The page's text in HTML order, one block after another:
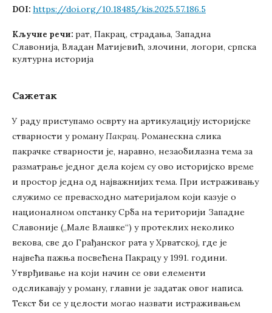
DOI: https://doi.org/10.18485/kis.2025.57.186.5
Кључне речи: рат, Пакрац, страдања, Западна
Славонија, Владан Матијевић, злочини, логори, српска
културна историја
Сажетак
У раду приступамо осврту на артикулацију историјске
стварности у романуПакрац. Романескна слика
пакрачке стварности је, наравно, незаобилазна тема за
разматрање једног дела којем су ово историјско време
и простор једна од најважнијих тема. При истраживању
служимо се превасходно материјалом који казује о
националном опстанку Срба на територији Западне
Славоније („Мале Влашке“) у протеклих неколико
векова, све до Грађанског рата у Хрватској, где је
највећа пажња посвећена Пакрацу у 1991. години.
Утврђивање на који начин се ови елементи
одсликавају у роману, главни је задатак овог написа.
Текст би се у целости могао назвати истраживањем